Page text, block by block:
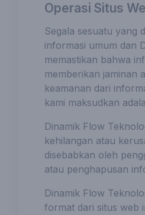
Operasi Situs
Segala sesuatu yang
informasi umum dan
memastikan bahwa
memberikan jaminan
keamanan dari
kami maksudkan
Dinamik Flow
kehilangan atau
disebabkan oleh
atau penghapusan
Dinamik Flow
format dari situs web